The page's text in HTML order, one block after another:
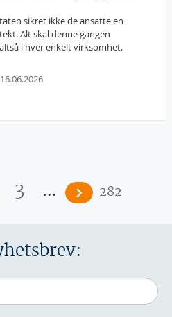
sikret ikke de ansatte en
Alt skal denne gangen
i hver enkelt virksomhet.
16.06.2026
3 … 282